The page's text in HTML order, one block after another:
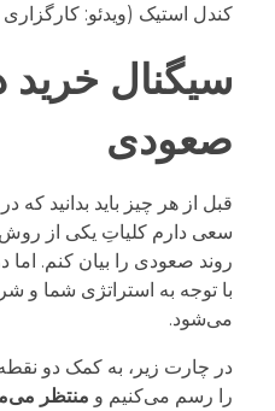
کندل استیک (ویدئو: کارگزاری
سیگنال خرید
صعودی
قبل از هر چیز باید بدانید که
سعی دارم کلیاتِ یکی از
روند صعودی را بیان کنم. اما
با توجه به استراتژی شما و
می‌شود.
را رسم می‌کنیم و منتظر